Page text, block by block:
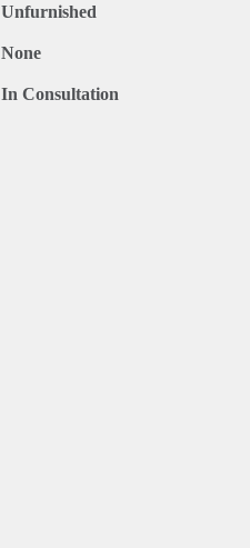
Unfurnished
None
In Consultation